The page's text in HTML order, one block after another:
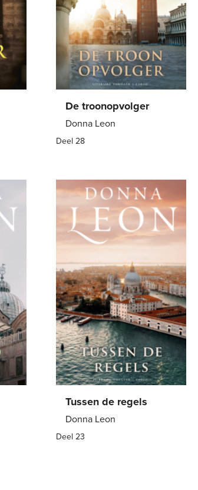
De troonopvolger
Donna Leon
Deel 28
Tussen de regels
Donna Leon
Deel 23